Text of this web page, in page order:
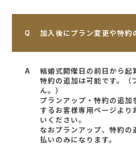
加入後にプラン変更や特約
結婚式開催日の前日から起
特約の追加は可能です。（
ん。）
プランアップ・特約の追加
するお客様専用ページより
いください。
なおプランアップ、特約の
払いのみになります。